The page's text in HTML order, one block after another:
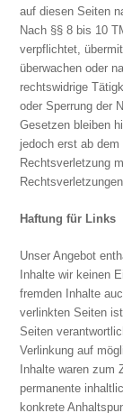
auf diesen Seiten
Nach §§ 8 bis 10
verpflichtet,
überwachen oder
rechtswidrige
oder Sperrung der
Gesetzen bleiben
jedoch erst ab
Rechtsverletzung
Haftung für Links
Unser Angebot
Inhalte wir keinen
fremden Inhalte
verlinkten Seiten
Seiten
Verlinkung auf
Inhalte waren zum
permanente
konkrete